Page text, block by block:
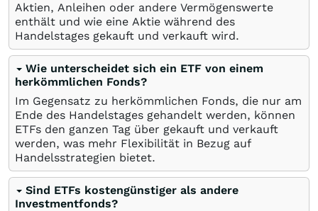
Aktien, Anleihen oder andere Vermögenswerte
enthält und wie eine Aktie während des
Handelstages gekauft und verkauft wird.
Wie unterscheidet sich ein ETF von einem
herkömmlichen Fonds?
Im Gegensatz zu herkömmlichen Fonds, die nur am
Ende des Handelstages gehandelt werden, können
ETFs den ganzen Tag über gekauft und verkauft
werden, was mehr Flexibilität in Bezug auf
Handelsstrategien bietet.
Sind ETFs kostengünstiger als andere
Investmentfonds?